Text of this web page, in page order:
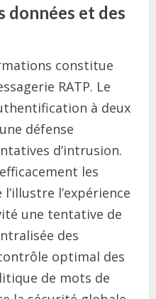
données et des
constitue
RATP. Le
à deux
défense
d’intrusion.
les
l’expérience
une tentative de
des
optimal des
de mots de